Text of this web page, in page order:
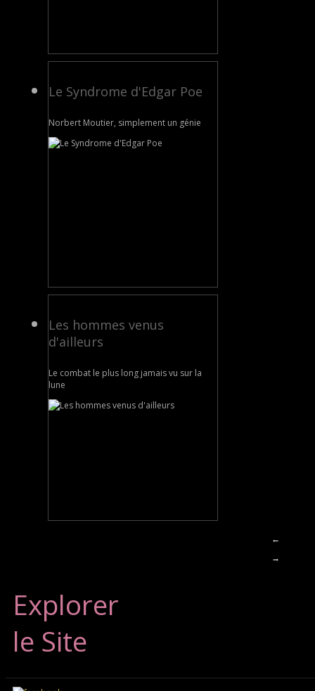
Le Syndrome d'Edgar Poe
Norbert Moutier, simplement un génie
Les hommes venus
d'ailleurs
Le combat le plus long jamais vu sur la
lune
←
→
Explorer
le Site